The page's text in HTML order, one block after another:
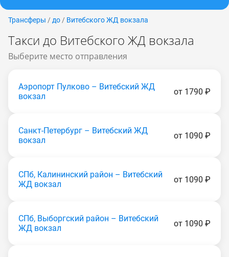
Трансферы / до / Витебского ЖД вокзала
Такси до Витебского ЖД вокзала
Выберите место отправления
Аэропорт Пулково – Витебский ЖД
вокзал
от 1790 ₽
Санкт-Петербург – Витебский ЖД
вокзал
от 1090 ₽
СПб, Калининский район – Витебский
ЖД вокзал
от 1090 ₽
СПб, Выборгский район – Витебский
ЖД вокзал
от 1090 ₽